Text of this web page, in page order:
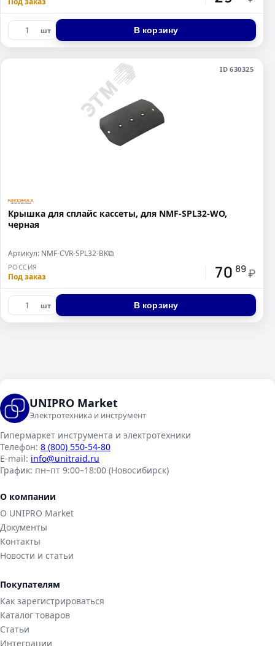
шт В корзину
ID 630325
Крышка для сплайс кассеты, для NMF-SPL32-WO,
черная
Артикул: NMF-CVR-SPL32-BK⧉
РОССИЯ
Под заказ 70 89 ₽
шт В корзину
UNIPRO Market
Электротехника и инструмент
Гипермаркет инструмента и электротехники
Телефон: 8 (800) 550-54-80
E-mail: info@unitraid.ru
График: пн–пт 9:00–18:00 (Новосибирск)
О компании
О UNIPRO Market
Документы
Контакты
Новости и статьи
Покупателям
Как зарегистрироваться
Каталог товаров
Статьи
Интеграции